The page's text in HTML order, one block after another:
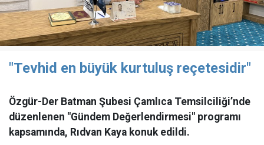
"Tevhid en büyük kurtuluş reçetesidir"
Özgür-Der Batman Şubesi Çamlıca Temsilciliği’nde
düzenlenen "Gündem Değerlendirmesi" programı
kapsamında, Rıdvan Kaya konuk edildi.